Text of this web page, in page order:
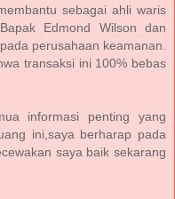
sebagai ahli waris
Edmond Wilson dan
perusahaan keamanan.
transaksi ini 100% bebas
informasi penting yang
ini,saya berharap pada
saya baik sekarang